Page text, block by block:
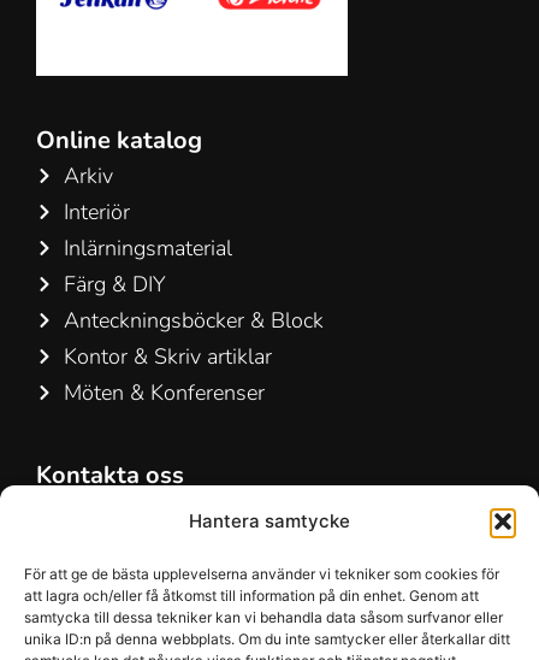
Hantera samtycke
För att ge de bästa upplevelserna använder vi tekniker som cookies för
att lagra och/eller få åtkomst till information på din enhet. Genom att
samtycka till dessa tekniker kan vi behandla data såsom surfvanor eller
unika ID:n på denna webbplats. Om du inte samtycker eller återkallar ditt
Online katalog
Arkiv
Interiör
Inlärningsmaterial
Färg & DIY
Anteckningsböcker & Block
Kontor & Skriv artiklar
Möten & Konferenser
Kontakta oss
3520 Farum
Danmark